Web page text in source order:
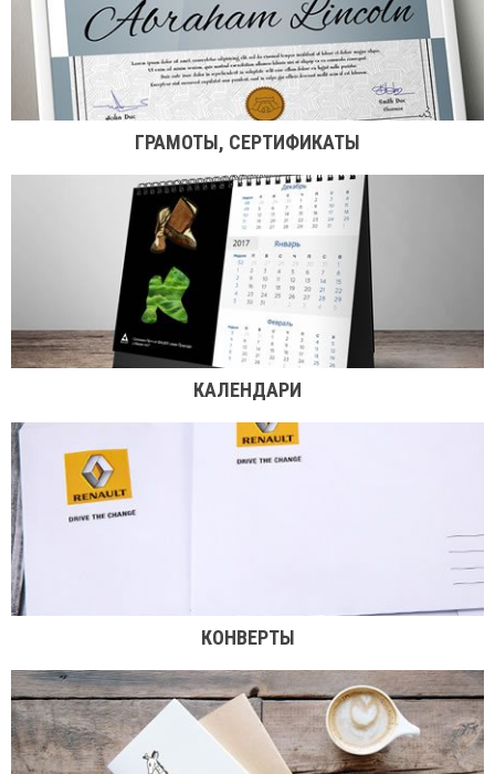
ГРАМОТЫ, СЕРТИФИКАТЫ
КАЛЕНДАРИ
КОНВЕРТЫ